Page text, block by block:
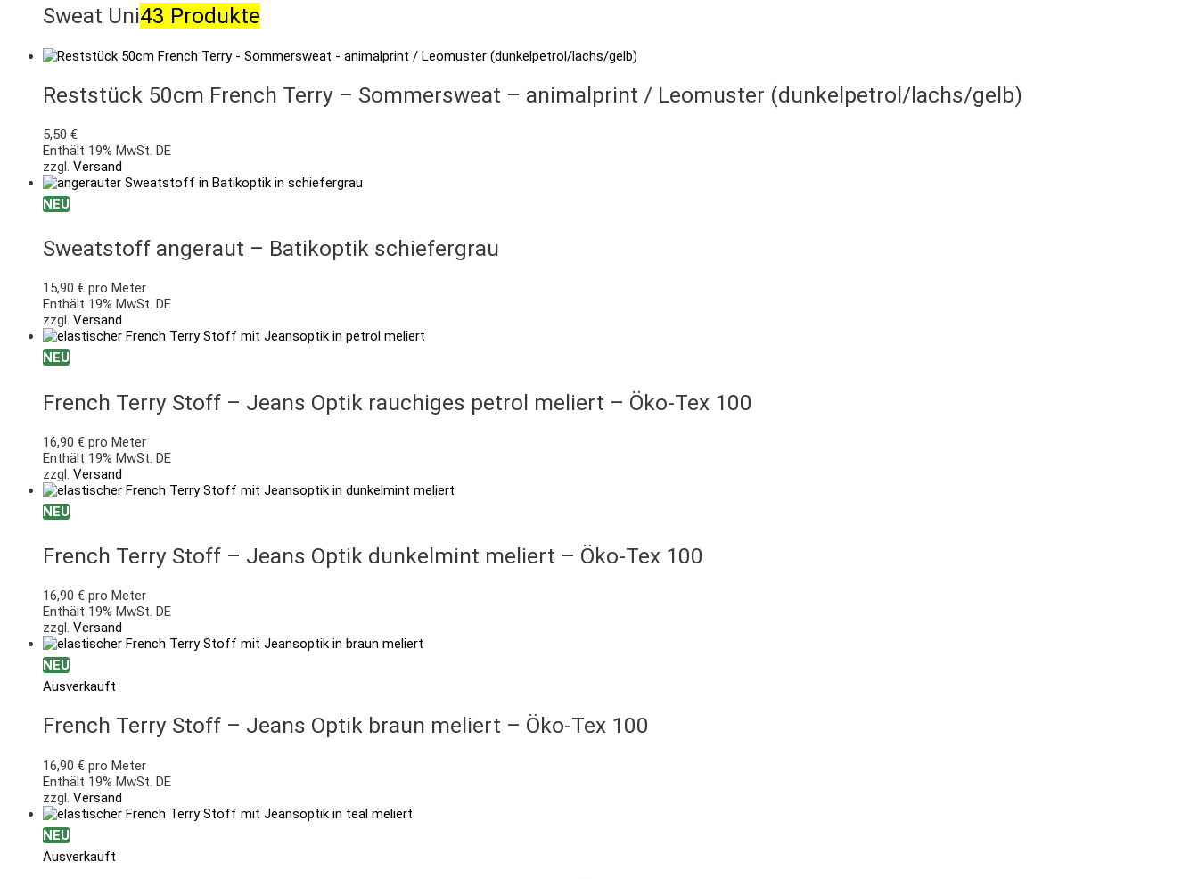
Sweat Uni43 Produkte
Reststück 50cm French Terry – Sommersweat – animalprint / Leomuster (dunkelpetrol/lachs/gelb)
5,50 €
Enthält 19% MwSt. DE
zzgl. Versand
NEU
Sweatstoff angeraut – Batikoptik schiefergrau
15,90 € pro Meter
Enthält 19% MwSt. DE
zzgl. Versand
NEU
French Terry Stoff – Jeans Optik rauchiges petrol meliert – Öko-Tex 100
16,90 € pro Meter
Enthält 19% MwSt. DE
zzgl. Versand
NEU
French Terry Stoff – Jeans Optik dunkelmint meliert – Öko-Tex 100
16,90 € pro Meter
Enthält 19% MwSt. DE
zzgl. Versand
NEU
Ausverkauft
French Terry Stoff – Jeans Optik braun meliert – Öko-Tex 100
16,90 € pro Meter
Enthält 19% MwSt. DE
zzgl. Versand
NEU
Ausverkauft